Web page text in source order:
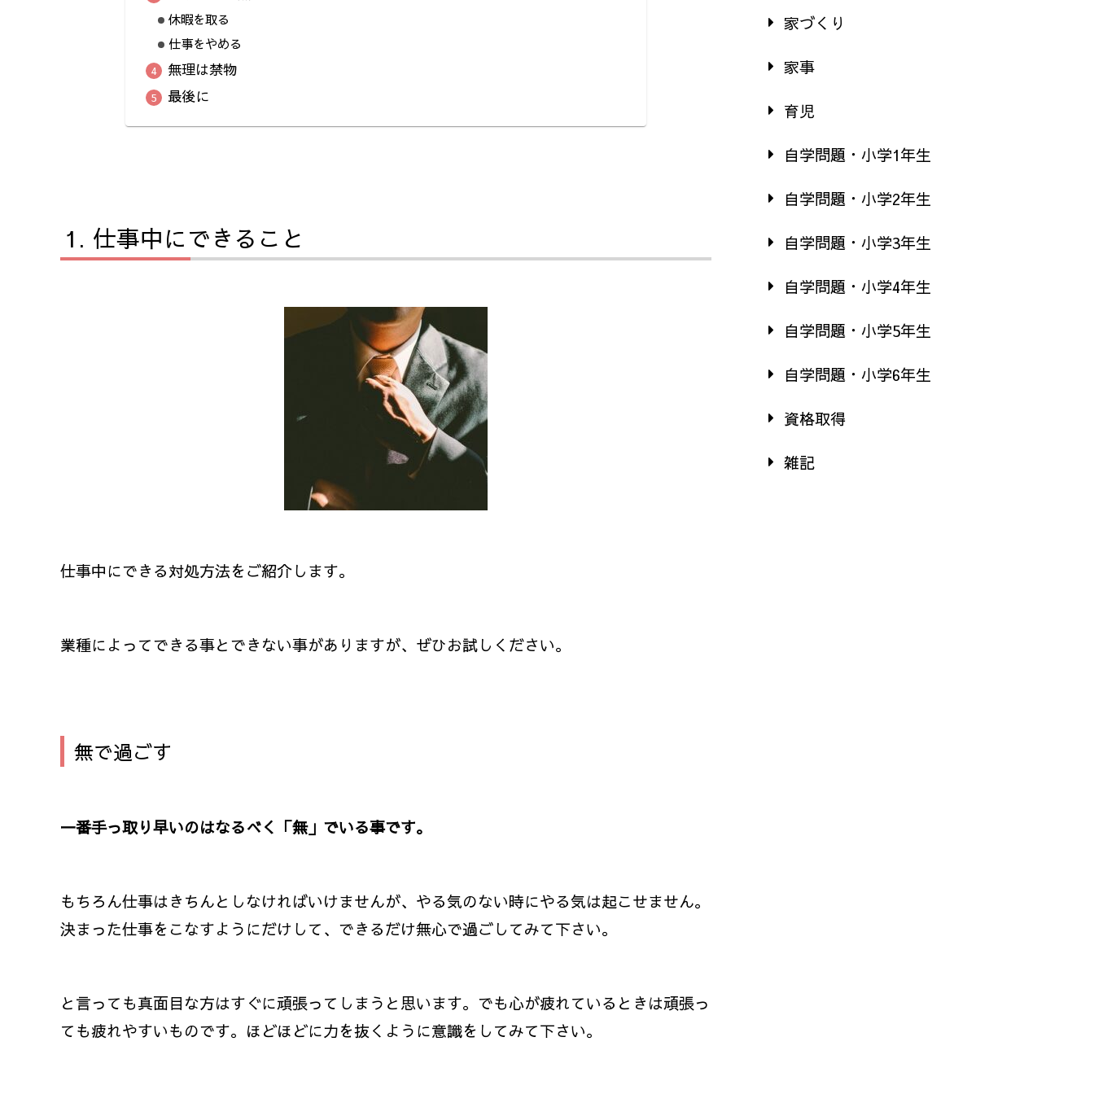
休暇を取る
仕事をやめる
無理は禁物
最後に
仕事中にできること
仕事中にできる対処方法をご紹介します。
業種によってできる事とできない事がありますが、ぜひお試しください。
無で過ごす
一番手っ取り早いのはなるべく「無」でいる事です。
もちろん仕事はきちんとしなければいけませんが、やる気のない時にやる気は起こせません。
決まった仕事をこなすようにだけして、できるだけ無心で過ごしてみて下さい。
と言っても真面目な方はすぐに頑張ってしまうと思います。でも心が疲れているときは頑張っ
ても疲れやすいものです。ほどほどに力を抜くように意識をしてみて下さい。
家づくり
家事
育児
自学問題・小学1年生
自学問題・小学2年生
自学問題・小学3年生
自学問題・小学4年生
自学問題・小学5年生
自学問題・小学6年生
資格取得
雑記